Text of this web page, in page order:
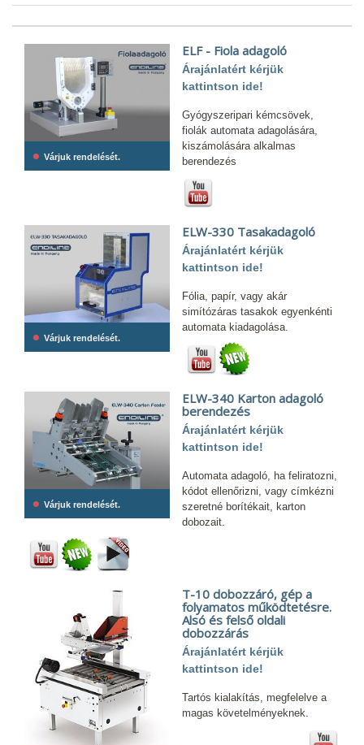
• Várjuk rendelését.
ELF - Fiola adagoló
Árajánlatért kérjük
kattintson ide!
Gyógyszeripari kémcsövek,
fiolák automata adagolására,
kiszámolására alkalmas
berendezés
• Várjuk rendelését.
ELW-330 Tasakadagoló
Árajánlatért kérjük
kattintson ide!
Fólia, papír, vagy akár
simítózáras tasakok egyenkénti
automata kiadagolása.
• Várjuk rendelését.
ELW-340 Karton adagoló
berendezés
Árajánlatért kérjük
kattintson ide!
Automata adagoló, ha feliratozni,
kódot ellenőrizni, vagy címkézni
szeretné borítékait, karton
dobozait.
T-10 dobozzáró, gép a
folyamatos működtetésre.
Alsó és felső oldali
dobozzárás
Árajánlatért kérjük
kattintson ide!
Tartós kialakítás, megfelelve a
magas követelményeknek.